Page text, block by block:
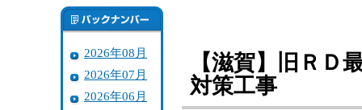
2026年08月
2026年07月
2026年06月
【滋賀】旧Ｒ
対策工事